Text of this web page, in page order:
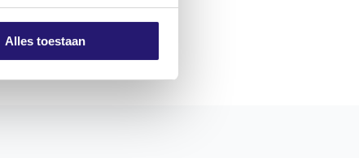
Alles toestaan
doppelten Flachkopf.
eine problemlose Verarbeitung. Die
hochwertigen Schrauben arbeiten, die
bedeutet, dass die Schraube